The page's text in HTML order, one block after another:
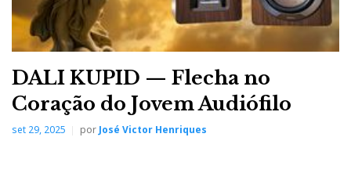
DALI KUPID — Flecha no
Coração do Jovem Audiófilo
set 29, 2025 porJosé Victor Henriques